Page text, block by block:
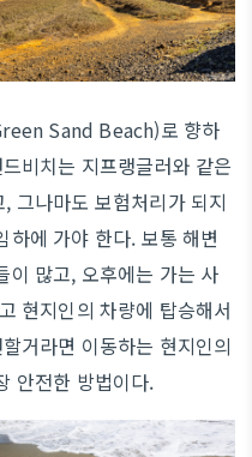
Sand Beach)로 향하
비치는 지프랭글러와 같은
그나마도 보험처리가 되지
하에 가야 한다. 보통 해변
이 많고, 오후에는 가는 사
현지인의 차량에 탑승해서
거라면 이동하는 현지인의
안전한 방법이다.